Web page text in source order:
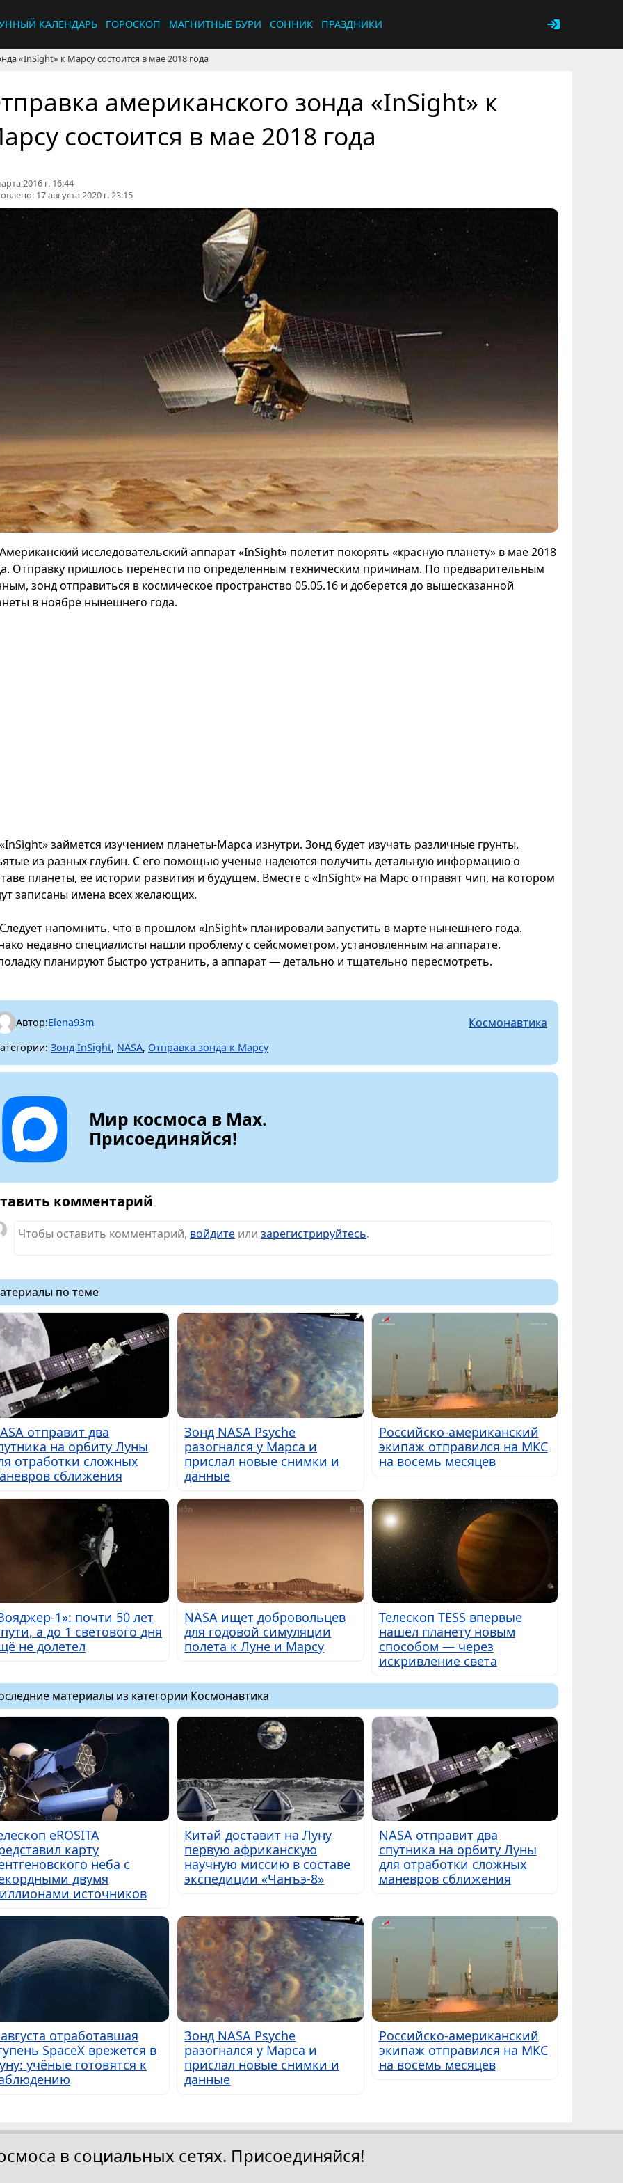
КАЛЕНДАРЬ ГОРОСКОП МАГНИТНЫЕ БУРИ СОННИК ПРАЗДНИКИ
«InSight» к Марсу состоится в мае 2018 года
американского зонда «InSight» к
состоится в мае 2018 года
2016 г. 16:44
17 августа 2020 г. 23:15
Американский исследовательский аппарат «InSight» полетит покорять «красную планету» в мае 2018
Отправку пришлось перенести по определенным техническим причинам. По предварительным
зонд отправиться в космическое пространство 05.05.16 и доберется до вышесказанной
в ноябре нынешнего года.
«InSight» займется изучением планеты-Марса изнутри. Зонд будет изучать различные грунты,
из разных глубин. С его помощью ученые надеются получить детальную информацию о
планеты, ее истории развития и будущем. Вместе с «InSight» на Марс отправят чип, на котором
записаны имена всех желающих.
Следует напомнить, что в прошлом «InSight» планировали запустить в марте нынешнего года.
недавно специалисты нашли проблему с сейсмометром, установленным на аппарате.
планируют быстро устранить, а аппарат — детально и тщательно пересмотреть.
Автор:Elena93m Космонавтика
Зонд InSight, NASA, Отправка зонда к Марсу
Мир космоса в Max.
Присоединяйся!
комментарий
Чтобы оставить комментарий, войдите или зарегистрируйтесь.
по теме
отправит два
на орбиту Луны
отработки сложных
сближения
Зонд NASA Psyche
разогнался у Марса и
прислал новые снимки и
данные
Российско-американский
экипаж отправился на МКС
на восемь месяцев
1»: почти 50 лет
а до 1 светового дня
не долетел
NASA ищет добровольцев
для годовой симуляции
полета к Луне и Марсу
Телескоп TESS впервые
нашёл планету новым
способом — через
искривление света
материалы из категории Космонавтика
eROSITA
карту
неба с
двумя
источников
Китай доставит на Луну
первую африканскую
научную миссию в составе
экспедиции «Чанъэ-8»
NASA отправит два
спутника на орбиту Луны
для отработки сложных
маневров сближения
отработавшая
SpaceX врежется в
учёные готовятся к
Зонд NASA Psyche
разогнался у Марса и
прислал новые снимки и
данные
Российско-американский
экипаж отправился на МКС
на восемь месяцев
в социальных сетях. Присоединяйся!